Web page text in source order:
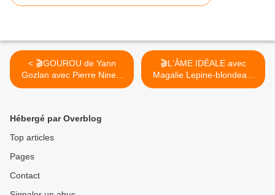
< 🎬GOUROU de Yann
Gozlan avec Pierre Niney,
Marion Barbeau, Anthony
🎬L'ÂME IDÉALE avec
Magalie Lepine-blondeau,
Jonathan Cohen au Cinéma
Hébergé par Overblog
Top articles
Pages
Contact